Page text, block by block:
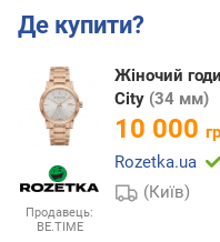
Де купити?
Продавець:
BE.TIME
Жіночий
City (34 мм)
10 000
Rozetka.ua
(Київ)